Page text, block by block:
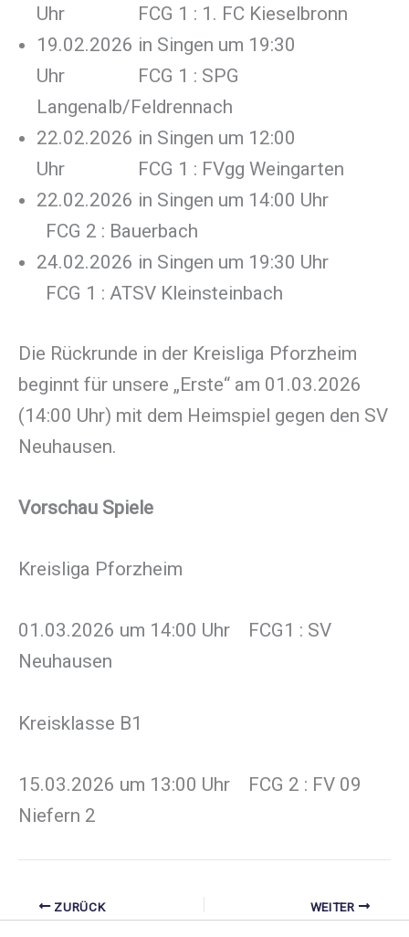
Uhr FCG 1 : 1. FC Kieselbronn
19.02.2026 in Singen um 19:30
Uhr FCG 1 : SPG
Langenalb/Feldrennach
22.02.2026 in Singen um 12:00
Uhr FCG 1 : FVgg Weingarten
22.02.2026 in Singen um 14:00 Uhr
FCG 2 : Bauerbach
24.02.2026 in Singen um 19:30 Uhr
FCG 1 : ATSV Kleinsteinbach
Die Rückrunde in der Kreisliga Pforzheim
beginnt für unsere „Erste“ am 01.03.2026
(14:00 Uhr) mit dem Heimspiel gegen den SV
Neuhausen.
Vorschau Spiele
Kreisliga Pforzheim
01.03.2026 um 14:00 Uhr FCG1 : SV
Neuhausen
Kreisklasse B1
15.03.2026 um 13:00 Uhr FCG 2 : FV 09
Niefern 2
ZURÜCK WEITER